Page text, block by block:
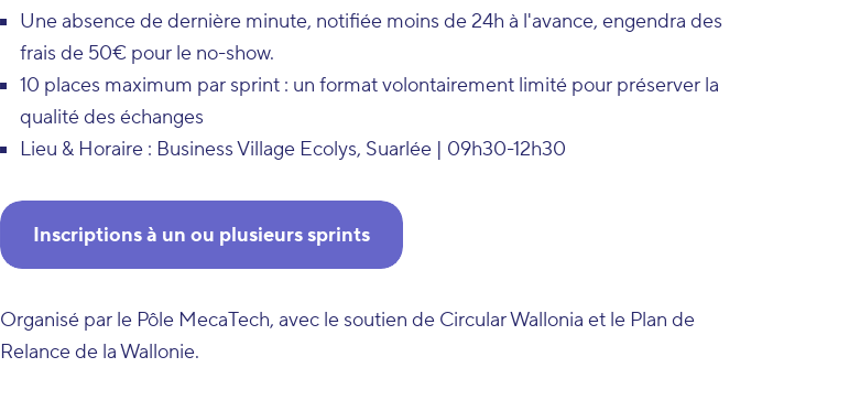
Une absence de dernière minute, notifiée moins de 24h à l'avance, engendra des
frais de 50€ pour le no-show.
10 places maximum par sprint : un format volontairement limité pour préserver la
qualité des échanges
Lieu & Horaire : Business Village Ecolys, Suarlée | 09h30-12h30
Inscriptions à un ou plusieurs sprints
Organisé par le Pôle MecaTech, avec le soutien de Circular Wallonia et le Plan de
Relance de la Wallonie.